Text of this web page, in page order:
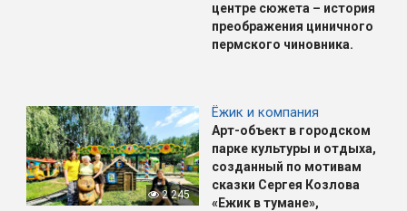
центре сюжета – история
преображения циничного
пермского чиновника.
2 245
Ёжик и компания
Арт-объект в городском
парке культуры и отдыха,
созданный по мотивам
сказки Сергея Козлова
«Ежик в тумане»,